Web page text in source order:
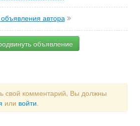
автора
объявление
свой комментарий, Вы должны
или войти.